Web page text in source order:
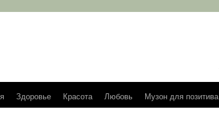
Здоровье Красота Любовь Музон для позитива